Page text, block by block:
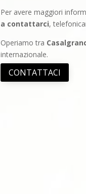
Per avere maggiori
a contattarci,
Operiamo tra
internazionale.
CONTATTACI